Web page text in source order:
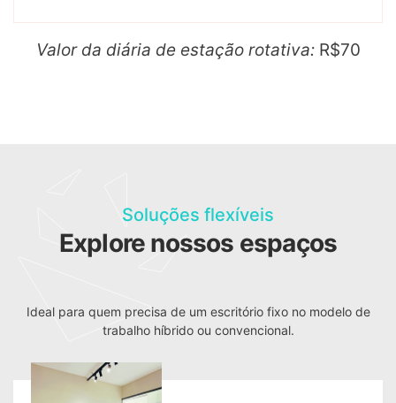
Valor da diária de estação rotativa: R$70
Soluções flexíveis
Explore nossos espaços
Ideal para quem precisa de um escritório fixo no modelo de
trabalho híbrido ou convencional.